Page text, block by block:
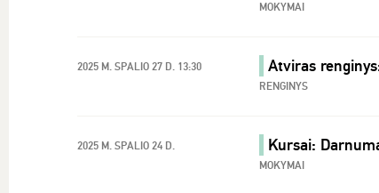
MOKYMAI
2025 M. SPALIO 27 D. 13:30 Atviras
RENGINYS
2025 M. SPALIO 24 D. Kursai:
MOKYMAI